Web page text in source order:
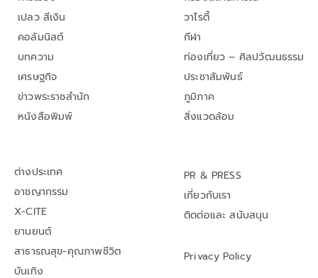
เปลว สีเงิน
คอลัมนิสต์
บทความ
เศรษฐกิจ
ข่าวพระราชสำนัก
หนังสือพิมพ์
วาไรตี้
กีฬา
ท่องเที่ยว – ศิลปวัฒนธรรม
ประชาสัมพันธ์
ภูมิภาค
สิ่งแวดล้อม
ต่างประเทศ
อาชญากรรม
X-CITE
ยานยนต์
สาธารณสุข-คุณภาพชีวิต
บันเทิง
PR & PRESS
เกี่ยวกับเรา
ติดต่อและ สนับสนุน
Privacy Policy